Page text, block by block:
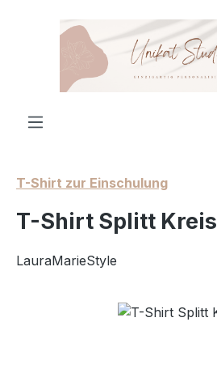
Zum Hauptinhalt springen
T-Shirt zur Einschulung
T-Shirt Splitt Kreis
LauraMarieStyle
Bildergalerie überspringen